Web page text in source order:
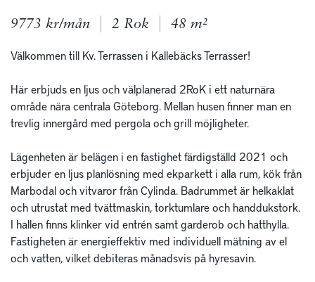
9773 kr/mån 2 Rok 48 m²
Välkommen till Kv. Terrassen i Kallebäcks Terrasser!
Här erbjuds en ljus och välplanerad 2RoK i ett naturnära
område nära centrala Göteborg. Mellan husen finner man en
trevlig innergård med pergola och grill möjligheter.
Lägenheten är belägen i en fastighet färdigställd 2021 och
erbjuder en ljus planlösning med ekparkett i alla rum, kök från
Marbodal och vitvaror från Cylinda. Badrummet är helkaklat
och utrustat med tvättmaskin, torktumlare och handdukstork.
I hallen finns klinker vid entrén samt garderob och hatthylla.
Fastigheten är energieffektiv med individuell mätning av el
och vatten, vilket debiteras månadsvis på hyresavin.